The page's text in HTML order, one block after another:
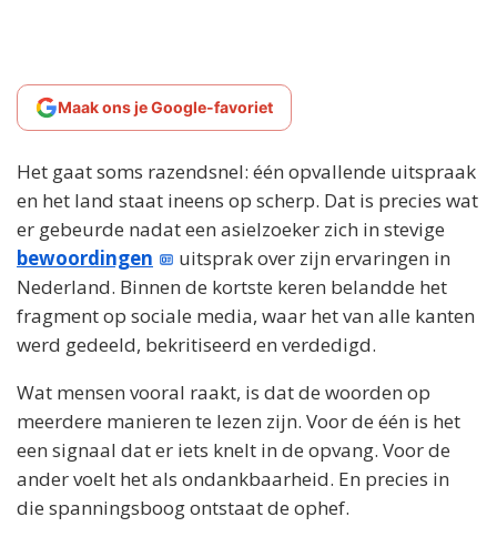
Maak ons je Google-favoriet
Het gaat soms razendsnel: één opvallende uitspraak
en het land staat ineens op scherp. Dat is precies wat
er gebeurde nadat een asielzoeker zich in stevige
bewoordingen
uitsprak over zijn ervaringen in
Nederland. Binnen de kortste keren belandde het
fragment op sociale media, waar het van alle kanten
werd gedeeld, bekritiseerd en verdedigd.
Wat mensen vooral raakt, is dat de woorden op
meerdere manieren te lezen zijn. Voor de één is het
een signaal dat er iets knelt in de opvang. Voor de
ander voelt het als ondankbaarheid. En precies in
die spanningsboog ontstaat de ophef.